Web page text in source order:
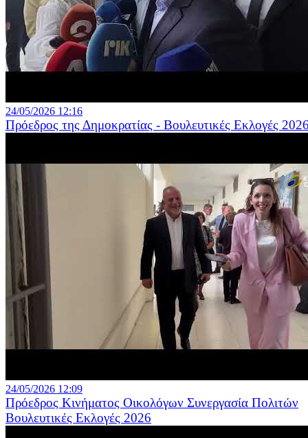
24/05/2026 12:16
Πρόεδρος της Δημοκρατίας - Βουλευτικές Εκλογές
24/05/2026 12:09
Πρόεδρος Κινήματος Οικολόγων Συνεργασία Πολιτών
Βουλευτικές Εκλογές 2026